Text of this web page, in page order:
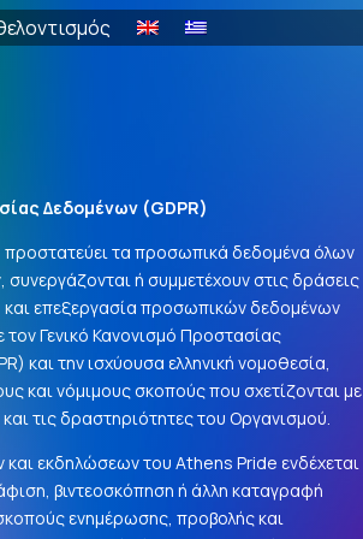
Δεδομένων (GDPR)
τα προσωπικά δεδομένα όλων
ή συμμετέχουν στις δράσεις
και επεξεργασία προσωπικών δεδομένων
Γενικό Κανονισμό Προστασίας
) και την ισχύουσα ελληνική νομοθεσία,
και νόμιμους σκοπούς που σχετίζονται με
και τις δραστηριότητες του Οργανισμού.
εκδηλώσεων του Athens Pride ενδέχεται
βιντεοσκόπηση ή άλλη καταγραφή
ενημέρωσης, προβολής και